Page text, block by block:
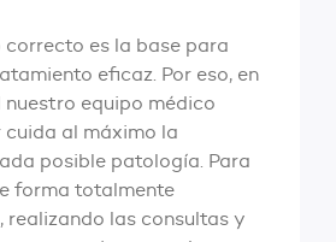
es la base para
eficaz. Por eso, en
equipo médico
al máximo la
posible patología. Para
forma totalmente
realizando las consultas y